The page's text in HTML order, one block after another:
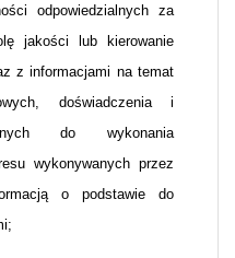
odpowiedzialnych za
jakości lub kierowanie
z informacjami na temat
doświadczenia i
do wykonania
wykonywanych przez
o podstawie do